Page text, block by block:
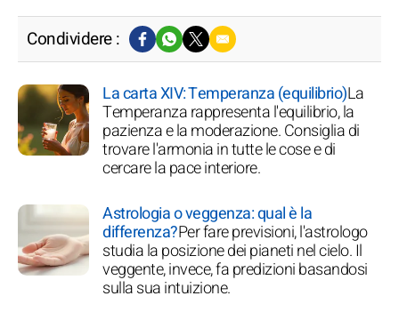
Condividere :
La carta XIV: Temperanza (equilibrio)La
Temperanza rappresenta l'equilibrio, la
pazienza e la moderazione. Consiglia di
trovare l'armonia in tutte le cose e di
cercare la pace interiore.
Astrologia o veggenza: qual è la
differenza?Per fare previsioni, l'astrologo
studia la posizione dei pianeti nel cielo. Il
veggente, invece, fa predizioni basandosi
sulla sua intuizione.